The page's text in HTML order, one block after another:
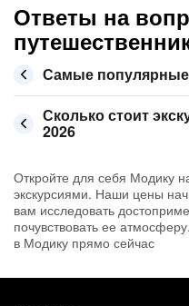
Ответы на
Самые популярные
Сколько стоит
2026
Откройте для себя Модику
экскурсиями. Наши цены
вам исследовать
почувствовать ее
в Модику прямо сейчас